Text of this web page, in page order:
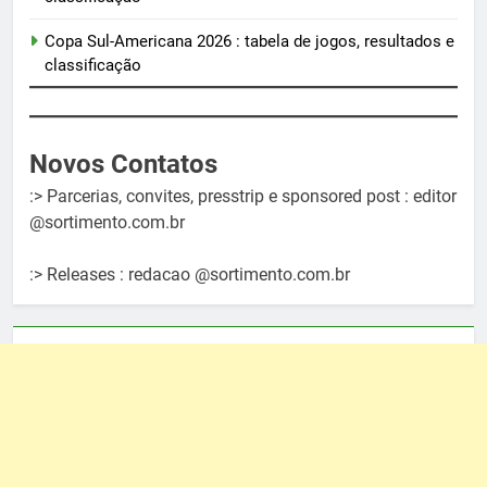
Copa Sul-Americana 2026 : tabela de jogos, resultados e
classificação
Novos Contatos
:> Parcerias, convites, presstrip e sponsored post : editor
@sortimento.com.br
:> Releases : redacao @sortimento.com.br